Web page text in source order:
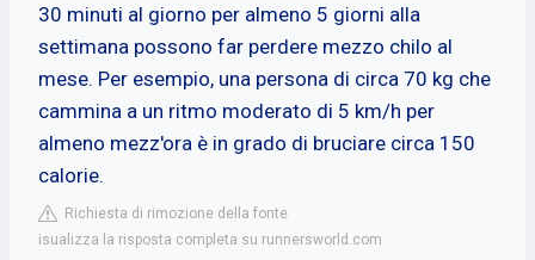
30 minuti al giorno per almeno 5 giorni alla
settimana possono far perdere mezzo chilo al
mese. Per esempio, una persona di circa 70 kg che
cammina a un ritmo moderato di 5 km/h per
almeno mezz'ora è in grado di bruciare circa 150
calorie.
Richiesta di rimozione della fonte
isualizza la risposta completa su runnersworld.com